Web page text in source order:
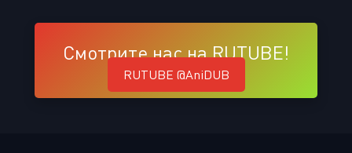
Смотрите нас на RUTUBE!
RUTUBE @AniDUB